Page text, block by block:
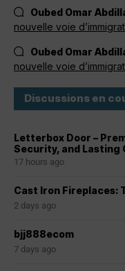
Oubed Omar
nouvelle voie
Oubed Omar
nouvelle voie
Discussions en
Letterbox Door –
Security, and Lasting
17 hours ago
Cast Iron Fireplaces:
2 days ago
bjj888ecom
7 days ago